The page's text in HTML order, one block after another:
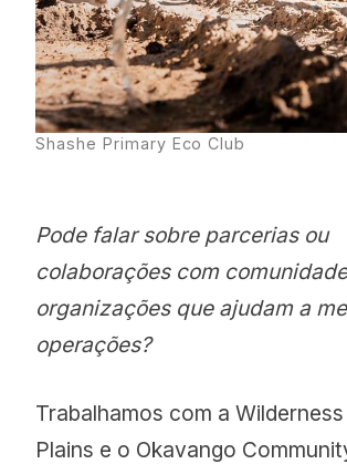
Shashe Primary Eco Club
Pode falar sobre parcerias ou
colaborações com
organizações que ajudam a
operações?
Trabalhamos com a
Plains e o Okavango